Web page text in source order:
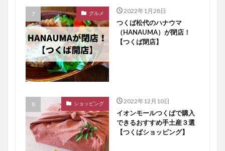
グルメ 2022年1月28日
つくば松代のハナウマ
（HANAUMA）が閉店！
【つくば閉店】
ショッピング 2022年12月10日
イオンモールつくばで購入
できるおすすめ手土産３選
【つくばショッピング】